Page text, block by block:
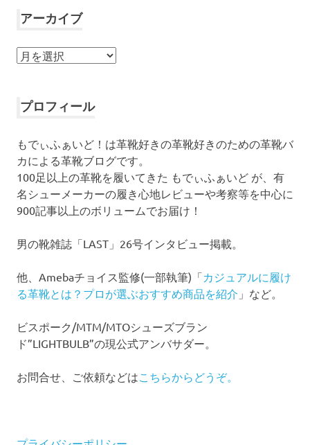
アーカイブ
ア
イ
プロフィール
もでぃふぁいど！は革靴好きの革靴好きのための革靴バ
カによる革靴ブログです。
100足以上の革靴を履いてきた もでぃふぁいど が、有
名シューメーカーの履き心地レビューや考察等を中心に
900記事以上のボリュームでお届け！
男の靴雑誌「LAST」26号インタビュー掲載。
他、Amebaチョイス監修(一部執筆)「カジュアルに履け
る革靴とは？プロが選ぶおすすめ商品を紹介 」など。
ビスポーク/MTM/MTOシューズブラン
ド”LIGHTBULB”の現公式アンバサダー。
お問合せ、ご依頼などは こちらからどうぞ。